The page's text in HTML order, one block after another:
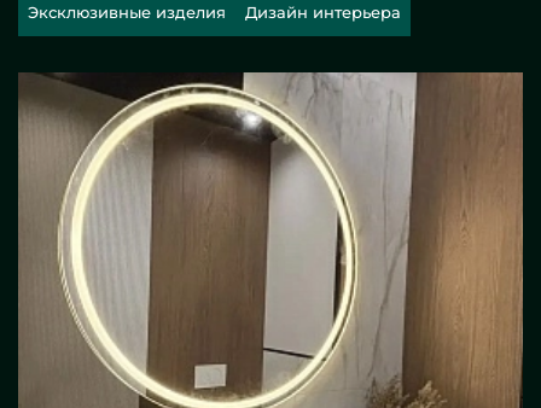
Эксклюзивные изделия Дизайн интерьера